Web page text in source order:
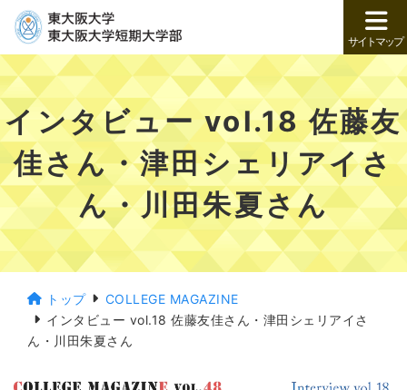
サイトマップ
インタビュー vol.18 佐藤友
佳さん・津田シェリアイさ
ん・川田朱夏さん
トップ
COLLEGE MAGAZINE
インタビュー vol.18 佐藤友佳さん・津田シェリアイさ
ん・川田朱夏さん